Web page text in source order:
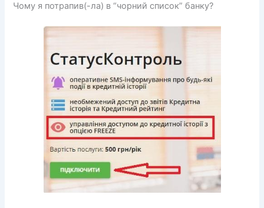
Чому я потрапив(-ла) в “чорний список” банку?